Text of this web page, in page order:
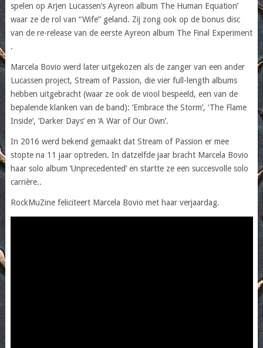
spelen op Arjen Lucassen’s Ayreon album The Human Equation’
waar ze de rol van “Wife” geland. Zij zong ook op de bonus disc
van de re-release van de eerste Ayreon album The Final Experiment
.
Marcela Bovio werd later uitgekozen als de zanger van een ander
Lucassen project, Stream of Passion, die vier full-length albums
hebben uitgebracht (waar ze ook de viool bespeeld, een van de
bepalende klanken van de band): ‘Embrace the Storm’, ‘The Flame
Inside’, ‘Darker Days’ en ‘A War of Our Own’.
In 2016 werd bekend gemaakt dat Stream of Passion er mee
stopte na 11 jaar optreden. In datzelfde jaar bracht Marcela Bovio
haar solo album ‘Unprecedented’ en startte ze een succesvolle solo
carrière..
RockMuZine feliciteert Marcela Bovio met haar verjaardag.